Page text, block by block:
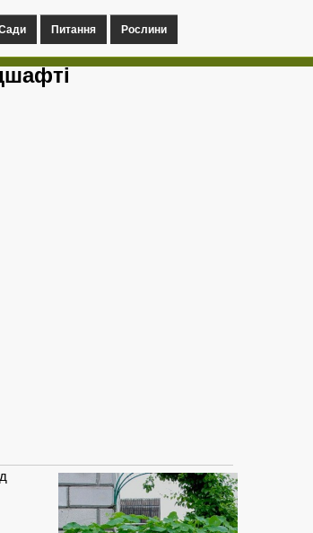
Питання Рослини